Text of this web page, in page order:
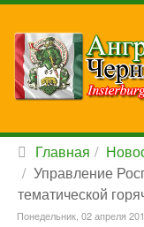
Главная
Управление
тематической
Понедельник, 02 апреля